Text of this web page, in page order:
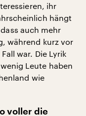
ihr
hängt
auch mehr
während kurz vor
war. Die Lyrik
Leute haben
wie
voller die